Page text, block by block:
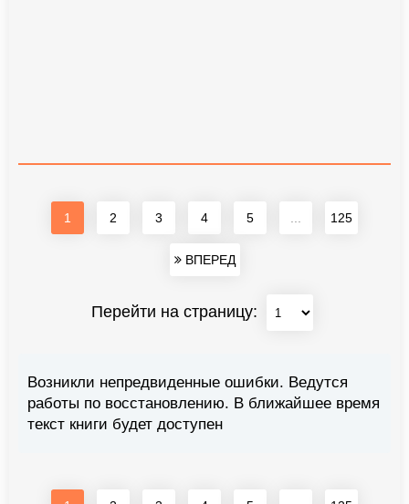
1 2 3 4 5 125
ВПЕРЕД
Перейти на страницу:
Возникли непредвиденные ошибки. Ведутся
работы по восстановлению. В ближайшее время
текст книги будет доступен